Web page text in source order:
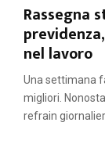
Rassegna
nel lavoro
Una settimana
migliori.
refrain